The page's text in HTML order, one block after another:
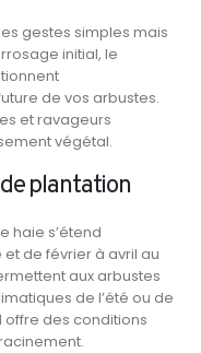
gestes simples mais
initial, le
de vos arbustes.
et ravageurs
végétal.
plantation
haie s’étend
de février à avril au
aux arbustes
de l’été ou de
offre des conditions